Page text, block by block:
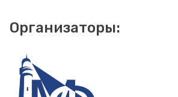
Организаторы: